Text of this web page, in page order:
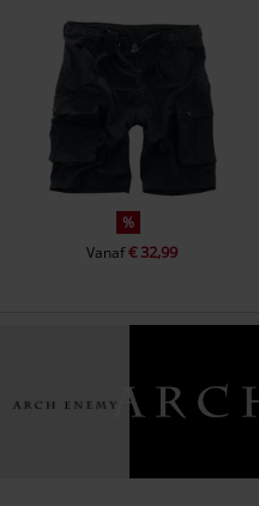
%
Vanaf€ 32,99